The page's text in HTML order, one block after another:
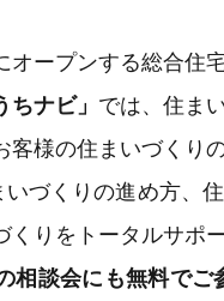
オープンする総合住
ナビ」 では、住ま
様の住まいづくり
づくりの進め方、
くりをトータルサポ
相談会にも無料でご